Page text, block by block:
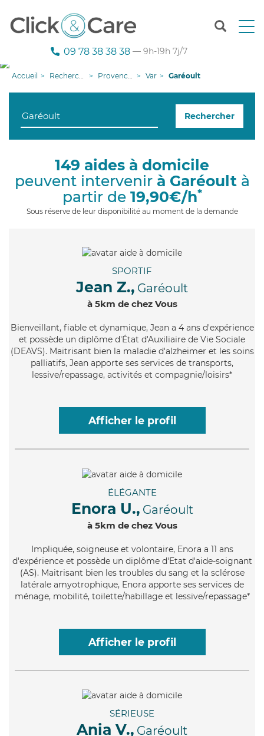
T
n
g
i
09 78 38 38 38 — 9h-19h 7j/7
Accueil Recherche aide à domicile Provence-Alpes-Côte d'Azur Var Garéoult
Rechercher
149 aides à domicile
peuvent intervenir à Garéoultà
partir de 19,90€/h*
Sous réserve de leur disponibilité au moment de la demande
SPORTIF
Jean Z., Garéoult
à 5km de chez Vous
Bienveillant, fiable et dynamique, Jean a 4 ans d'expérience
et possède un diplôme d'État d'Auxiliaire de Vie Sociale
(DEAVS). Maitrisant bien la maladie d'alzheimer et les soins
palliatifs, Jean apporte ses services de transports,
lessive/repassage, activités et compagnie/loisirs*
Afficher le profil
ÉLÉGANTE
Enora U., Garéoult
à 5km de chez Vous
Impliquée, soigneuse et volontaire, Enora a 11 ans
d'expérience et possède un diplôme d'Etat d'aide-soignant
(AS). Maitrisant bien les troubles du sang et la sclérose
latérale amyotrophique, Enora apporte ses services de
ménage, mobilité, toilette/habillage et lessive/repassage*
Afficher le profil
SÉRIEUSE
Ania V., Garéoult